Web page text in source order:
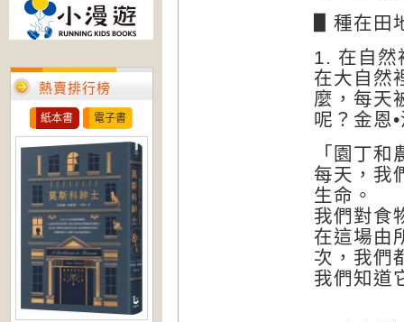
熱賣排行榜
紙本書 電子書
▋種在田
1. 在自然
在大自然
麼，每天
呢？金恩
「園丁
每天，我
生命。
我們對食
在這場由
次，我們
我們知道